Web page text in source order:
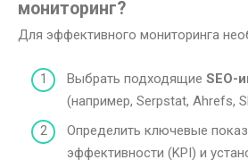
мониторинг?
Для эффективного мониторинга
Выбрать подходящие SEO-
(например, Serpstat, Ahrefs,
Определить ключевые
эффективности (KPI) и